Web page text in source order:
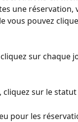
une
vous pouvez
sur chaque
cliquez sur le statut
pour les